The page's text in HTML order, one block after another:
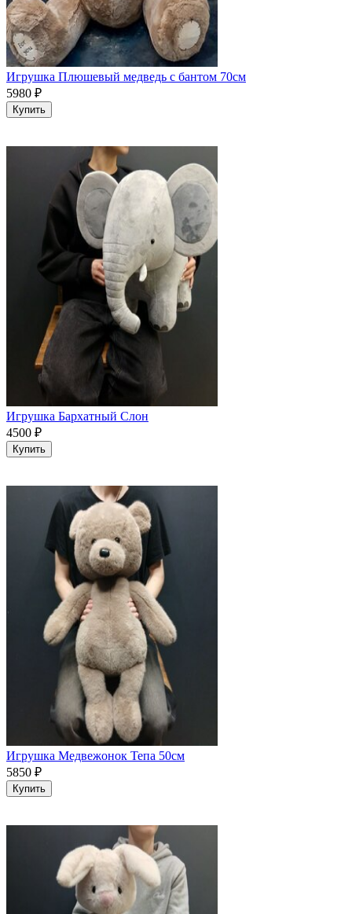
Игрушка Плюшевый медведь с бантом 70см
5980 ₽
Купить
Игрушка Бархатный Слон
4500 ₽
Купить
Игрушка Медвежонок Тепа 50см
5850 ₽
Купить